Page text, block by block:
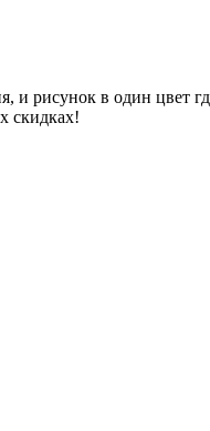
рисунок в один цвет
скидках!